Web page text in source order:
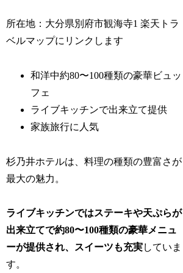
所在地：大分県別府市観海寺1楽天トラ
ベルマップにリンクします
和洋中約80〜100種類の豪華ビュッ
フェ
ライブキッチンで出来立て提供
家族旅行に人気
杉乃井ホテルは、料理の種類の豊富さが
最大の魅力。
ライブキッチンではステーキや天ぷらが
出来立てで約80〜100種類の豪華メニュ
ーが提供され、スイーツも充実していま
す。